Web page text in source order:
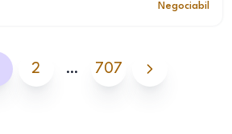
Negociabil
2 … 707